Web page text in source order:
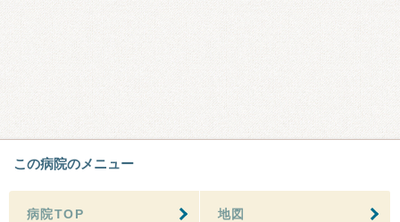
この病院のメニュー
病院TOP 地図